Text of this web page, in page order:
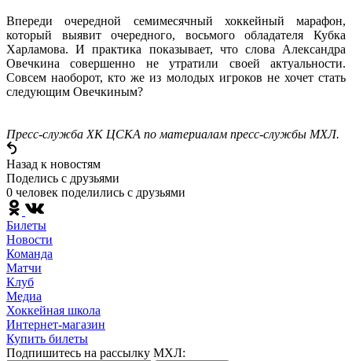
Впереди очередной семимесячный хоккейный марафон,
который выявит очередного, восьмого обладателя Кубка
Харламова. И практика показывает, что слова Александра
Овечкина совершенно не утратили своей актуальности.
Совсем наоборот, кто же из молодых игроков не хочет стать
следующим Овечкиным?
Пресс-служба ХК ЦСКА по материалам пресс-службы МХЛ.
Назад к новостям
Поделись c друзьями
0 человек поделились c друзьями
Билеты
Новости
Команда
Матчи
Клуб
Медиа
Хоккейная школа
Интернет-магазин
Купить билеты
Подпишитесь на рассылку МХЛ: